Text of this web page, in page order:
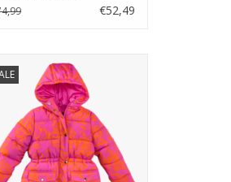
€52,49
Z8 Rosalia Pinky promise/AOP
AAN WINKELWAGEN